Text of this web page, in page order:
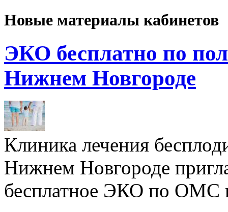
Новые материалы кабинетов
ЭКО бесплатно по
Нижнем Новгороде
Клиника лечения
Нижнем Новгороде
бесплатное ЭКО по ОМС